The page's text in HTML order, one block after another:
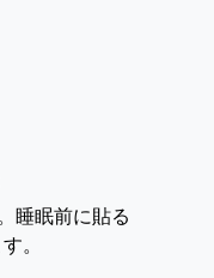
睡眠前に貼る
。